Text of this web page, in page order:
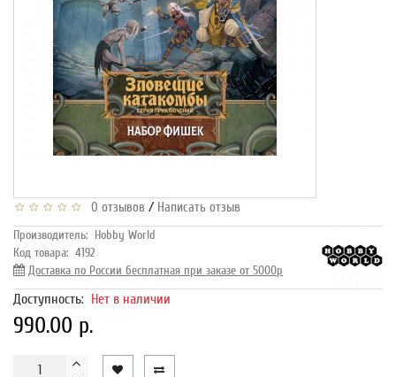
0 отзывов / Написать отзыв
Производитель: Hobby World
Код товара: 4192
Доставка по России бесплатная при заказе от 5000р
Доступность: Нет в наличии
990.00 р.